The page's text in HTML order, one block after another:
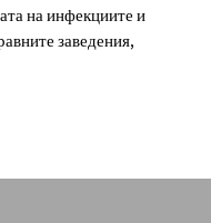
на инфекциите и
заведения,